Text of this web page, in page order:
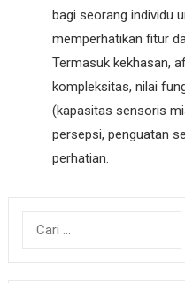
bagi seorang individu
memperhatikan fitur
Termasuk kekhasan,
kompleksitas, nilai
(kapasitas sensoris
persepsi, penguatan
perhatian.
Cari